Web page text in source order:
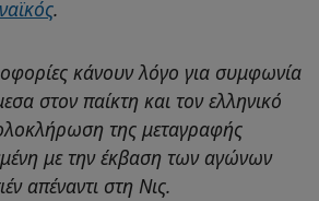
.
κάνουν λόγο για συμφωνία
στον παίκτη και τον ελληνικό
της μεταγραφής
με την έκβαση των αγώνων
απέναντι στη Νις.